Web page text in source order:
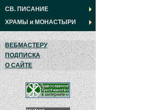
СВ. ПИСАНИЕ
ХРАМЫ и МОНАСТЫРИ
ВЕБМАСТЕРУ
ПОДПИСКА
О САЙТЕ